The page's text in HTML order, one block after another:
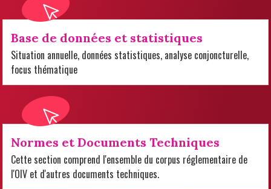
Base de données et statistiques
Situation annuelle, données statistiques, analyse conjoncturelle,
focus thématique
Normes et Documents Techniques
Cette section comprend l'ensemble du corpus réglementaire de
l'OIV et d'autres documents techniques.